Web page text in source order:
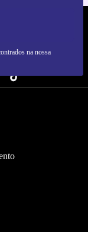
na nossa
NEW.